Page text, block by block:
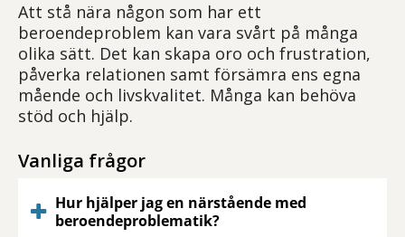
Att stå nära någon som har ett
beroendeproblem kan vara svårt på många
olika sätt. Det kan skapa oro och frustration,
påverka relationen samt försämra ens egna
mående och livskvalitet. Många kan behöva
stöd och hjälp.
Vanliga frågor
Hur hjälper jag en närstående med
beroendeproblematik?